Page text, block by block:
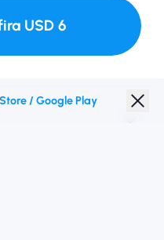
USD6
/ Google Play